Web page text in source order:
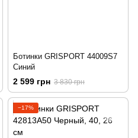
Ботинки GRISPORT 44009S7
Синий
2 599 грн 3 830 грн
−17%